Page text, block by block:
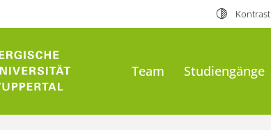
Kontrast
Team Studiengänge